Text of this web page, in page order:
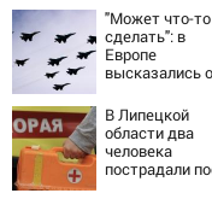
крах режима
Зеленского
"Может что-то
сделать": в
Европе
высказались о
В Липецкой
области два
человека
пострадали